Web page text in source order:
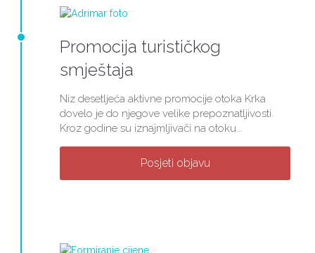
Promocija turističkog
smještaja
Niz desetljeća aktivne promocije otoka Krka
dovelo je do njegove velike prepoznatljivosti.
Kroz godine su iznajmljivači na otoku...
Posjeti objavu